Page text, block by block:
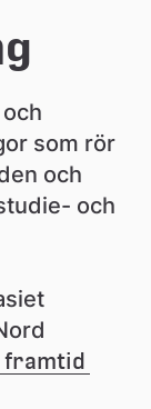
som rör
och
och
framtid